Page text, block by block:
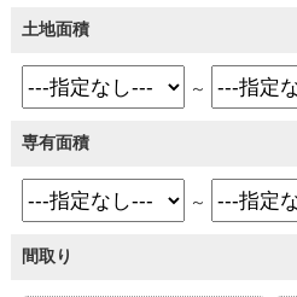
土地面積
～
専有面積
～
間取り